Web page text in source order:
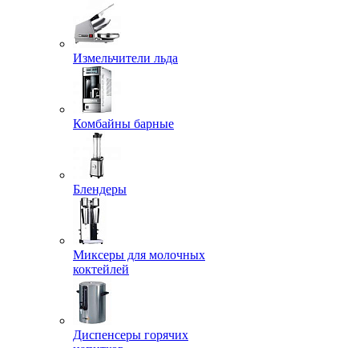
Измельчители льда
Комбайны барные
Блендеры
Миксеры для молочных
коктейлей
Диспенсеры горячих